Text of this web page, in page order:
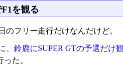
を観る
フリー走行だけなんだけど。
、鈴鹿にSUPER GTの予選だけ
た。